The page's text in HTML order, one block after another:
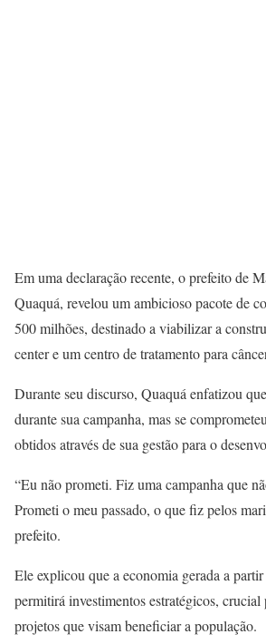
Em uma declaração recente, o prefeito de
Quaquá, revelou um ambicioso pacote de
500 milhões, destinado a viabilizar a
center e um centro de tratamento para
Durante seu discurso, Quaquá enfatizou
durante sua campanha, mas se
obtidos através de sua gestão para o
“Eu não prometi. Fiz uma campanha que
Prometi o meu passado, o que fiz pelos
prefeito.
Ele explicou que a economia gerada a
permitirá investimentos estratégicos, crucial
projetos que visam beneficiar a população.